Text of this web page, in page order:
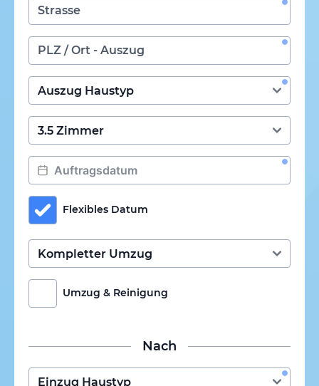
Flexibles Datum
Umzug & Reinigung
Nach